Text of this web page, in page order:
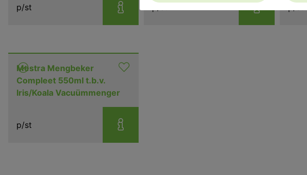
p/st
Mestra Mengbeker
Compleet 550ml t.b.v.
Iris/Koala Vacuümmenger
p/st